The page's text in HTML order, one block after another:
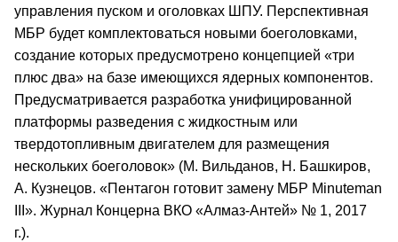
управления пуском и оголовках ШПУ. Перспективная
МБР будет комплектоваться новыми боеголовками,
создание которых предусмотрено концепцией «три
плюс два» на базе имеющихся ядерных компонентов.
Предусматривается разработка унифицированной
платформы разведения с жидкостным или
твердотопливным двигателем для размещения
нескольких боеголовок» (М. Вильданов, Н. Башкиров,
А. Кузнецов. «Пентагон готовит замену МБР Minuteman
III». Журнал Концерна ВКО «Алмаз-Антей» № 1, 2017
г.).